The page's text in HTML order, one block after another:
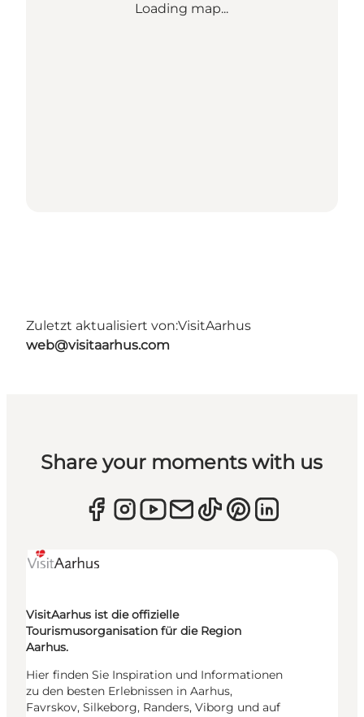
Loading map...
Zuletzt aktualisiert von:VisitAarhus
web@visitaarhus.com
Share your moments with us
VisitAarhus ist die offizielle
Tourismusorganisation für die Region
Aarhus.
Hier finden Sie Inspiration und Informationen
zu den besten Erlebnissen in Aarhus,
Favrskov, Silkeborg, Randers, Viborg und auf